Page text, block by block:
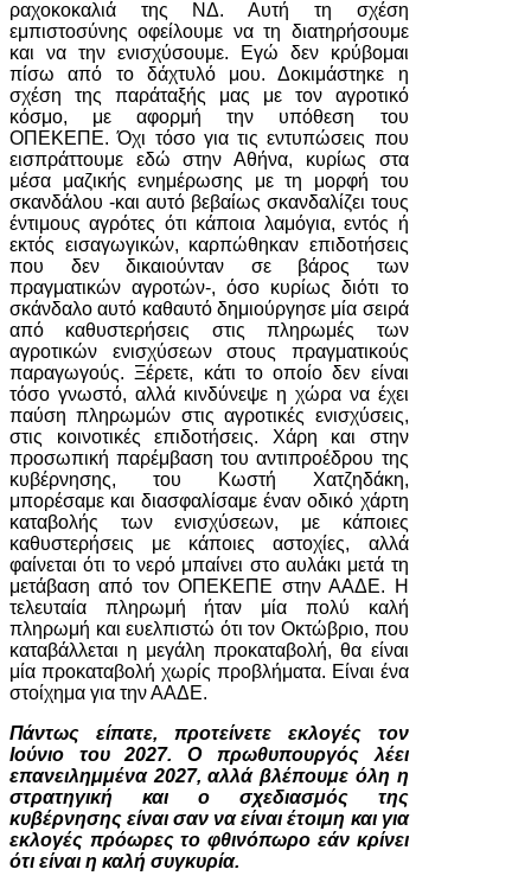
ραχοκοκαλιά της ΝΔ. Αυτή τη σχέση
εμπιστοσύνης οφείλουμε να τη διατηρήσουμε
και να την ενισχύσουμε. Εγώ δεν κρύβομαι
πίσω από το δάχτυλό μου. Δοκιμάστηκε η
σχέση της παράταξής μας με τον αγροτικό
κόσμο, με αφορμή την υπόθεση του
ΟΠΕΚΕΠΕ. Όχι τόσο για τις εντυπώσεις που
εισπράττουμε εδώ στην Αθήνα, κυρίως στα
μέσα μαζικής ενημέρωσης με τη μορφή του
σκανδάλου -και αυτό βεβαίως σκανδαλίζει τους
έντιμους αγρότες ότι κάποια λαμόγια, εντός ή
εκτός εισαγωγικών, καρπώθηκαν επιδοτήσεις
που δεν δικαιούνταν σε βάρος των
πραγματικών αγροτών-, όσο κυρίως διότι το
σκάνδαλο αυτό καθαυτό δημιούργησε μία σειρά
από καθυστερήσεις στις πληρωμές των
αγροτικών ενισχύσεων στους πραγματικούς
παραγωγούς. Ξέρετε, κάτι το οποίο δεν είναι
τόσο γνωστό, αλλά κινδύνεψε η χώρα να έχει
παύση πληρωμών στις αγροτικές ενισχύσεις,
στις κοινοτικές επιδοτήσεις. Χάρη και στην
προσωπική παρέμβαση του αντιπροέδρου της
κυβέρνησης, του Κωστή Χατζηδάκη,
μπορέσαμε και διασφαλίσαμε έναν οδικό χάρτη
καταβολής των ενισχύσεων, με κάποιες
καθυστερήσεις με κάποιες αστοχίες, αλλά
φαίνεται ότι το νερό μπαίνει στο αυλάκι μετά τη
μετάβαση από τον ΟΠΕΚΕΠΕ στην ΑΑΔΕ. Η
τελευταία πληρωμή ήταν μία πολύ καλή
πληρωμή και ευελπιστώ ότι τον Οκτώβριο, που
καταβάλλεται η μεγάλη προκαταβολή, θα είναι
μία προκαταβολή χωρίς προβλήματα. Είναι ένα
στοίχημα για την ΑΑΔΕ.
Πάντως είπατε, προτείνετε εκλογές τον
Ιούνιο του 2027. Ο πρωθυπουργός λέει
επανειλημμένα 2027, αλλά βλέπουμε όλη η
στρατηγική και ο σχεδιασμός της
κυβέρνησης είναι σαν να είναι έτοιμη και για
εκλογές πρόωρες το φθινόπωρο εάν κρίνει
ότι είναι η καλή συγκυρία.